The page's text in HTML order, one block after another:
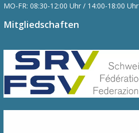
MO-FR: 08:30-12:00 Uhr / 14:00-18:00 Uhr
Mitgliedschaften